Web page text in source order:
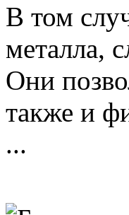
В том
металла,
Они
также и
...